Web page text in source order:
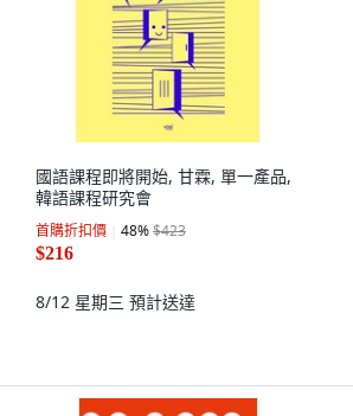
國語課程即將開始, 甘霖, 單一產品,
韓語課程研究會
首購折扣價 48%$423
$216
8/12 星期三 預計送達